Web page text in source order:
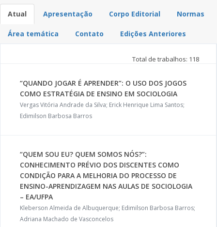
Atual Apresentação Corpo Editorial Normas
Área temática Contato Edições Anteriores
Total de trabalhos: 118
“QUANDO JOGAR É APRENDER”: O USO DOS JOGOS
COMO ESTRATÉGIA DE ENSINO EM SOCIOLOGIA
Vergas Vitória Andrade da Silva; Erick Henrique Lima Santos;
Edimilson Barbosa Barros
“QUEM SOU EU? QUEM SOMOS NÓS?”:
CONHECIMENTO PRÉVIO DOS DISCENTES COMO
CONDIÇÃO PARA A MELHORIA DO PROCESSO DE
ENSINO-APRENDIZAGEM NAS AULAS DE SOCIOLOGIA
– EA/UFPA
Kleberson Almeida de Albuquerque; Edimilson Barbosa Barros;
Adriana Machado de Vasconcelos